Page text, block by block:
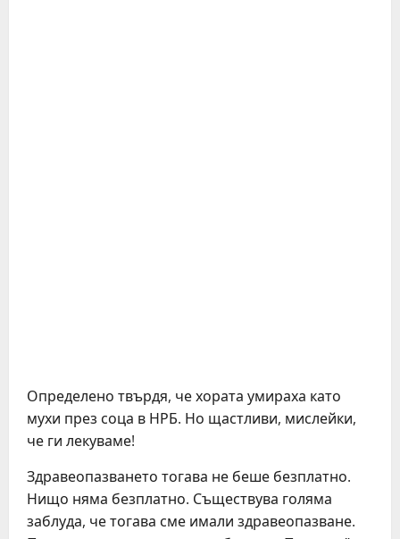
Определено твърдя, че хората умираха като
мухи през соца в НРБ. Но щастливи, мислейки,
че ги лекуваме!
Здравеопазването тогава не беше безплатно.
Нищо няма безплатно. Съществува голяма
заблуда, че тогава сме имали здравеопазване.